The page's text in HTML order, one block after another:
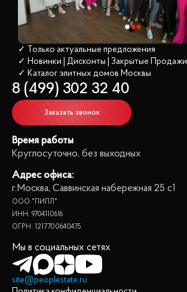
✓ Только актуальные предложения
✓ Новинки | Дисконты | Закрытые Продажи
✓ Каталог элитных домов Москвы
8 (499) 302 32 40
Заказать звонок
Время работы
Круглосуточно, без выходных
Адрес офиса:
г.Москва, Саввинская набережная 25 с1
ООО "ПИПЛ"
ИНН: 9704110616
ОГРН: 1217700640475
Мы в социальных сетях
site@peoplestate.ru